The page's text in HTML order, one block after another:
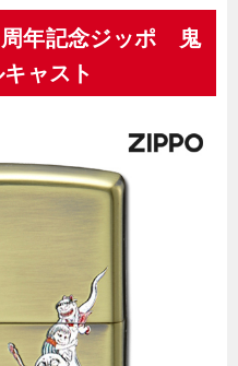
年記念ジッポ
鬼
ャスト